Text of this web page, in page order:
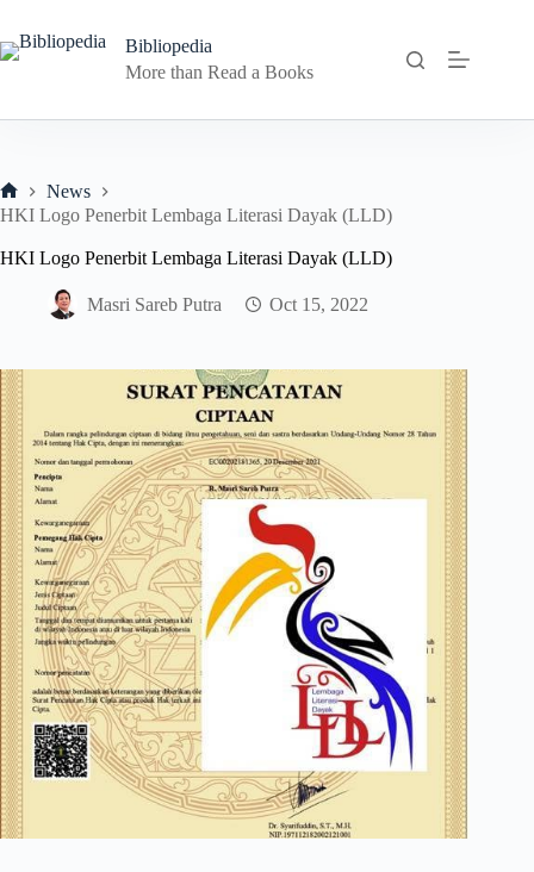
content
Bibliopedia
More than Read a Books
Home
News
HKI Logo Penerbit Lembaga Literasi Dayak (LLD)
HKI Logo Penerbit Lembaga Literasi Dayak (LLD)
Masri Sareb Putra Oct 15, 2022